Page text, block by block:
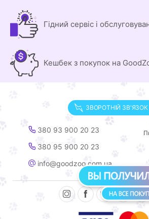
Гідний сервіс і
Кешбек з покупок на
ЗВОРОТНІЙ ЗВ'ЯЗОК
380 93 900 20 23
380 95 900 20 23
info@goodzoo.com.ua